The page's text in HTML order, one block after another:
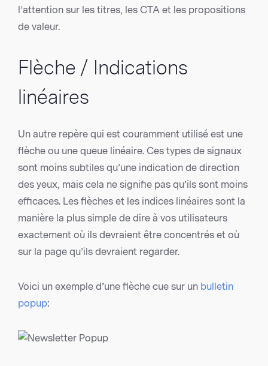
l’attention sur les titres, les CTA et les propositions
de valeur.
Flèche / Indications
linéaires
Un autre repère qui est couramment utilisé est une
flèche ou une queue linéaire. Ces types de signaux
sont moins subtiles qu’une indication de direction
des yeux, mais cela ne signifie pas qu’ils sont moins
efficaces. Les flèches et les indices linéaires sont la
manière la plus simple de dire à vos utilisateurs
exactement où ils devraient être concentrés et où
sur la page qu’ils devraient regarder.
Voici un exemple d’une flèche cue sur un bulletin
popup: